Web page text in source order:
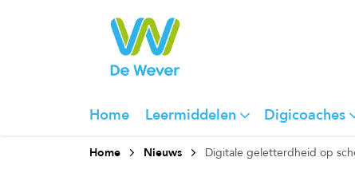
Home Leermiddelen Digicoaches
Home Nieuws Digitale geletterdheid op